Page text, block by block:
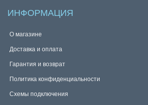
ИНФОРМАЦИЯ
О магазине
Доставка и оплата
Гарантия и возврат
Политика конфиденциальности
Схемы подключения